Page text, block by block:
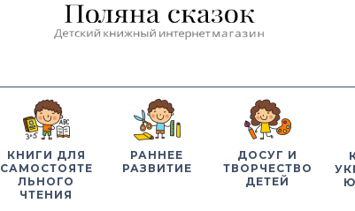
КНИГИ ДЛЯ
САМОСТОЯТЕ
ЛЬНОГО
ЧТЕНИЯ
РАННЕЕ
РАЗВИТИЕ
ДОСУГ И
ТВОРЧЕСТВО
ДЕТЕЙ